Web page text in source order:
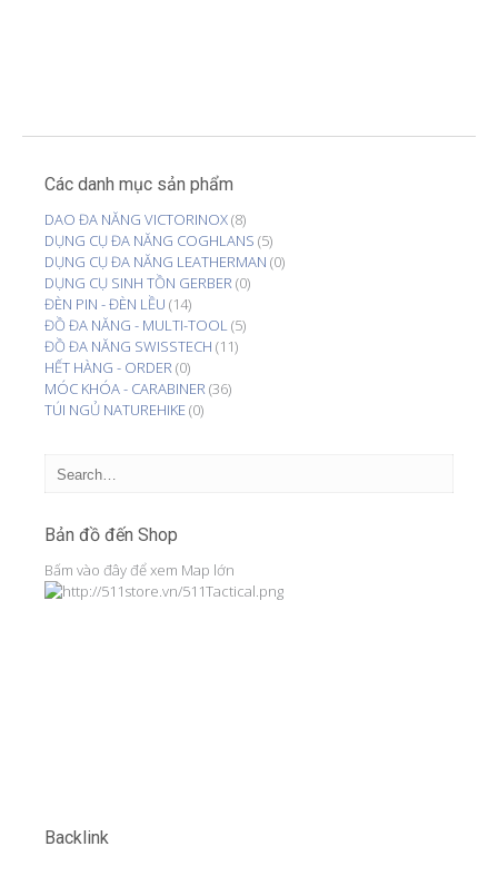
Các danh mục sản phẩm
DAO ĐA NĂNG VICTORINOX(8)
DỤNG CỤ ĐA NĂNG COGHLANS (5)
DỤNG CỤ ĐA NĂNG LEATHERMAN (0)
DỤNG CỤ SINH TỒN GERBER(0)
ĐÈN PIN - ĐÈN LỀU (14)
ĐỒ ĐA NĂNG - MULTI-TOOL(5)
ĐỒ ĐA NĂNG SWISSTECH (11)
HẾT HÀNG - ORDER(0)
MÓC KHÓA - CARABINER(36)
TÚI NGỦ NATUREHIKE(0)
Bản đồ đến Shop
Bấm vào đây để xem Map lớn
Backlink